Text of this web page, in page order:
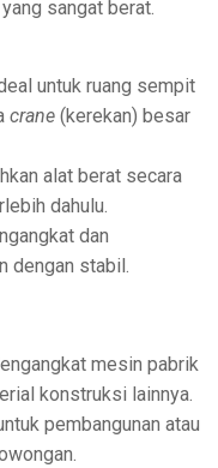
sangat berat.
untuk ruang sempit
crane (kerekan) besar
alat berat secara
dahulu.
dan
dengan stabil.
mesin pabrik
konstruksi lainnya.
pembangunan atau